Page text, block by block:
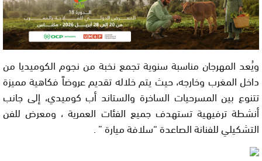
ويُعد المهرجان مناسبة سنوية تجمع نخبة من نجوم الكوميديا من
داخل المغرب وخارجه، حيث يتم خلاله تقديم عروضاً فكاهية مميزة
تتنوع بين المسرحيات الساخرة والستاند أب كوميدي، إلى جانب
أنشطة ترفيهية تستهدف جميع الفئات العمرية ، ومعرض للفن
التشكيلي للفنانة الصاعدة “سلافة ميارة ” .